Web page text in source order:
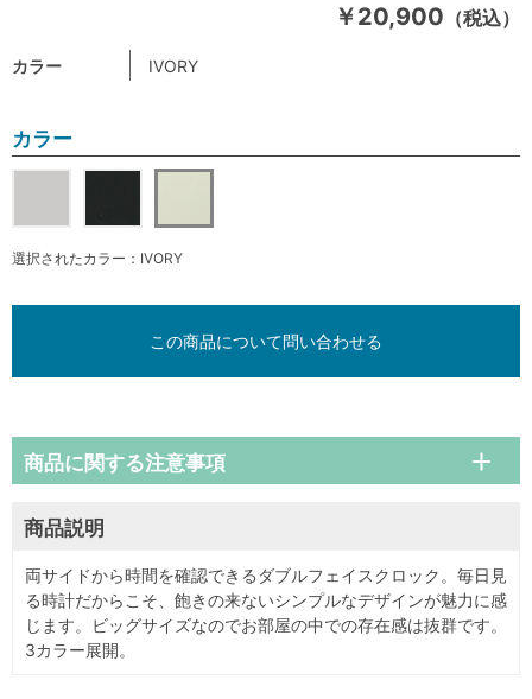
￥20,900 （税込）
カラー IVORY
カラー
選択されたカラー：IVORY
この商品について問い合わせる
商品説明
両サイドから時間を確認できるダブルフェイスクロック。毎日見
る時計だからこそ、飽きの来ないシンプルなデザインが魅力に感
じます。ビッグサイズなのでお部屋の中での存在感は抜群です。
3カラー展開。
商品に関する注意事項